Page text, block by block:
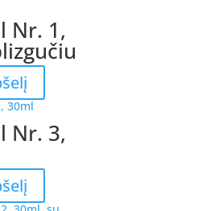
Nr. 1,
Nr. 3,